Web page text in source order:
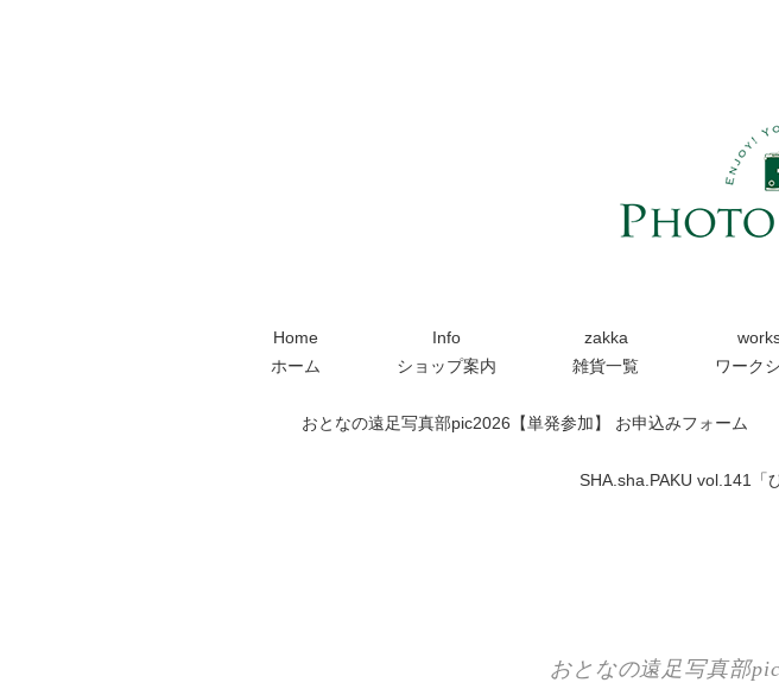
Home
ホーム
Info
ショップ案内
zakka
雑貨一覧
ワーク
おとなの遠足写真部pic2026【単発参加】 お申込みフォーム
SHA.sha.PAKU vol.141「
おとなの遠足写真部